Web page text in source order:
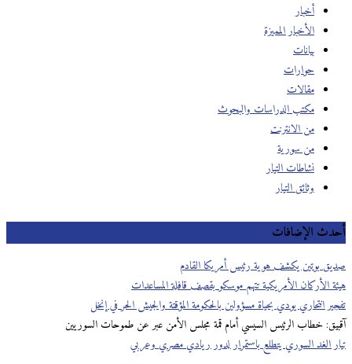
أخبار
الأخبار المميزة
بيانات
حوارات
مقالات
مكتب الدراسات والبحوث
من الانترنت
من سورية
نشاطات التيار
وثائق التيار
أحدث الإضافات
صديق بوتين يكشف هوية رئيس أمريكا القادم
هيئة الأركان الأمريكية تتهم موسكو بقصف قافلة المساعدات
تفجير انتحاري يودي بحياة مسؤولين بالحكومة المؤقتة والجيش الحر في إنخل
آقبيق: خطاب الرئيس السيسي أمام قمة مجلس الأمن عبر عن طموحات السوريين
تيار الغد السوري يتطلع باستمرار لدور ريادي مصري وعربي